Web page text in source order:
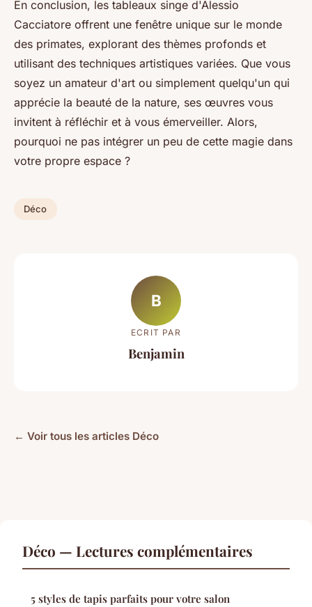
En conclusion, les tableaux singe d'Alessio
Cacciatore offrent une fenêtre unique sur le monde
des primates, explorant des thèmes profonds et
utilisant des techniques artistiques variées. Que vous
soyez un amateur d'art ou simplement quelqu'un qui
apprécie la beauté de la nature, ses œuvres vous
invitent à réfléchir et à vous émerveiller. Alors,
pourquoi ne pas intégrer un peu de cette magie dans
votre propre espace ?
Déco
B
ECRIT PAR
Benjamin
← Voir tous les articles Déco
Déco — Lectures complémentaires
5 styles de tapis parfaits pour votre salon